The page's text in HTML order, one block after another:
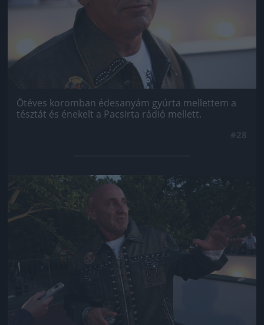
Ötéves koromban édesanyám gyúrta mellettem a
tésztát és énekelt a Pacsirta rádió mellett.
Jön még kép!